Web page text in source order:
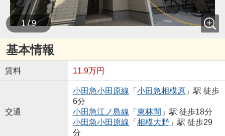
1 / 9
基本情報
賃料 11.9万円
交通
小田急小田原線 「 小田急相模原」駅 徒歩
6分
小田急江ノ島線 「 東林間 」駅 徒歩18分
小田急小田原線 「 相模大野 」駅 徒歩29
分